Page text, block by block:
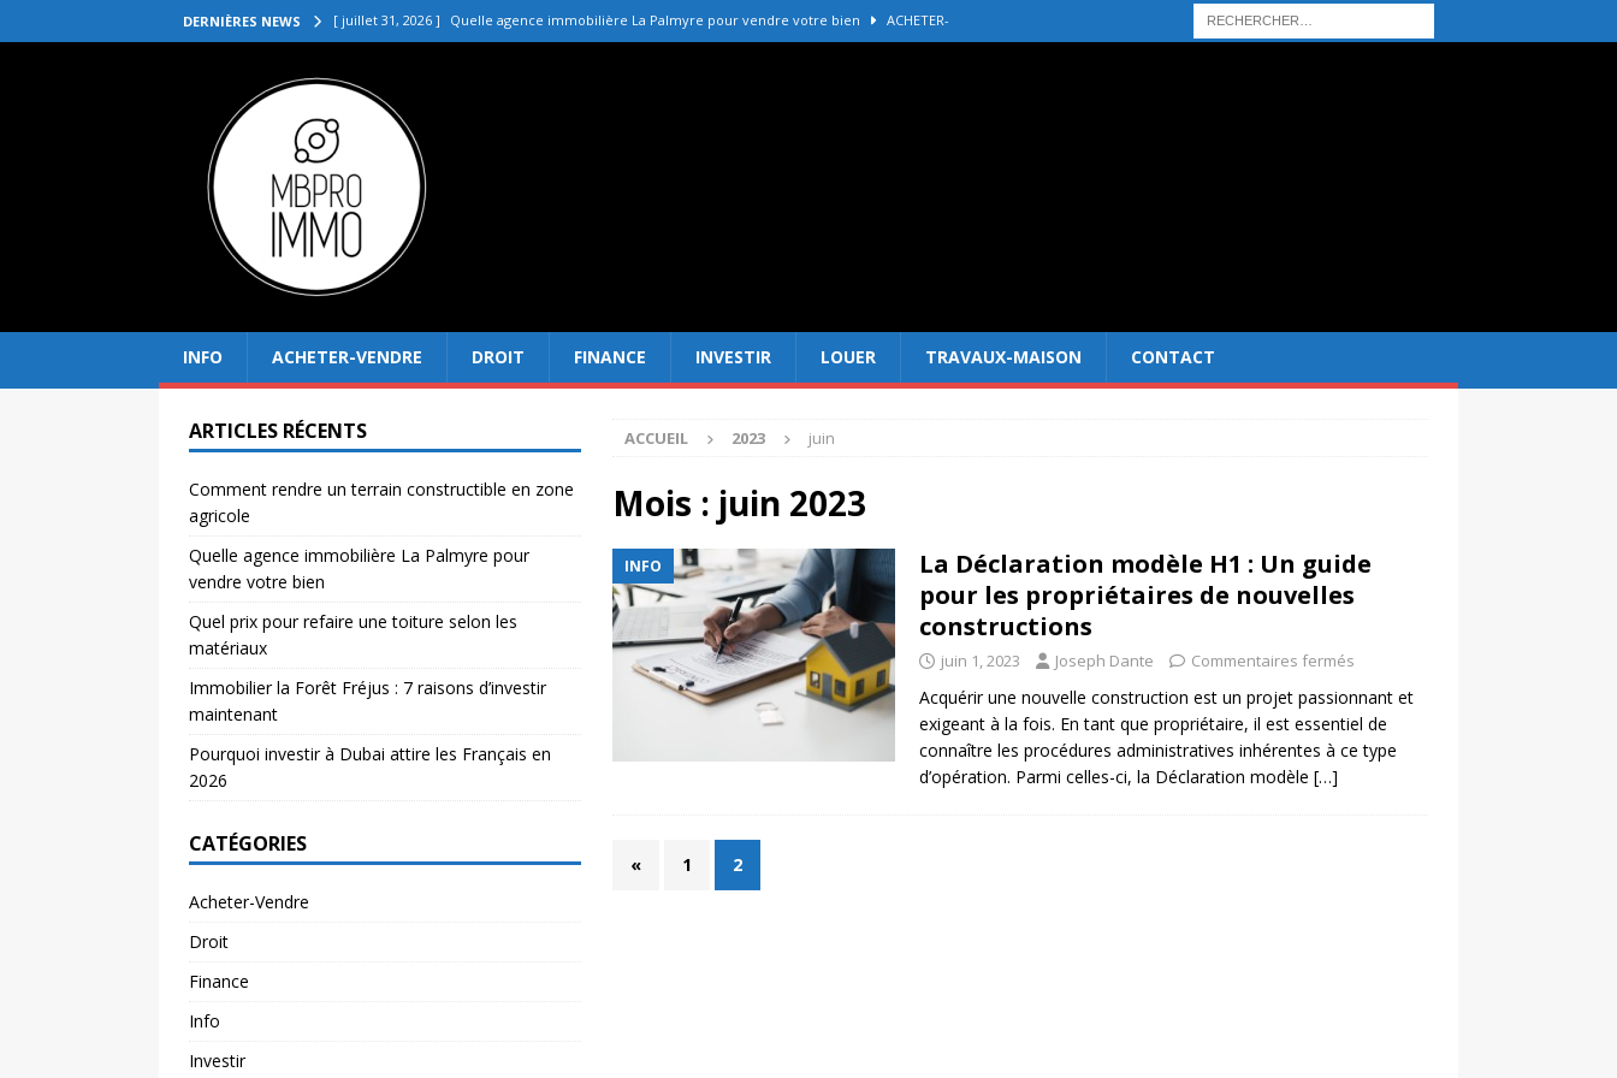
DERNIÈRES NEWS [ juillet 31, 2026 ] Quelle agence immobilière La Palmyre pour vendre votre bien ACHETER-
[ juillet 27, 2026 ]
[ juillet 23, 2026 ]
[ juillet 19, 2026 ]
[ août 4, 2026 ]
INFO ACHETER-VENDRE DROIT FINANCE INVESTIR LOUER TRAVAUX-MAISON CONTACT
ACCUEIL 2023 juin
Mois : juin 2023
INFO
La Déclaration modèle H1 : Un guide
pour les propriétaires de nouvelles
constructions
juin 1, 2023 Joseph Dante Commentaires fermés
Acquérir une nouvelle construction est un projet passionnant et
exigeant à la fois. En tant que propriétaire, il est essentiel de
connaître les procédures administratives inhérentes à ce type
d’opération. Parmi celles-ci, la Déclaration modèle […]
« 1 2
ARTICLES RÉCENTS
Comment rendre un terrain constructible en zone
agricole
Quelle agence immobilière La Palmyre pour
vendre votre bien
Quel prix pour refaire une toiture selon les
matériaux
Immobilier la Forêt Fréjus : 7 raisons d’investir
maintenant
Pourquoi investir à Dubai attire les Français en
2026
CATÉGORIES
Acheter-Vendre
Droit
Finance
Info
Investir